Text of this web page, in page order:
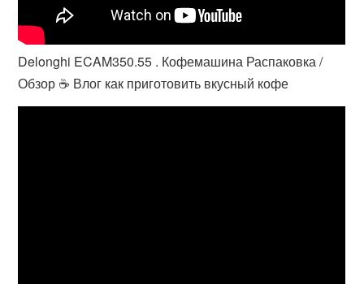
Delonghi ECAM350.55 . Кофемашина Распаковка /
Обзор ☕️ Влог как приготовить вкусный кофе